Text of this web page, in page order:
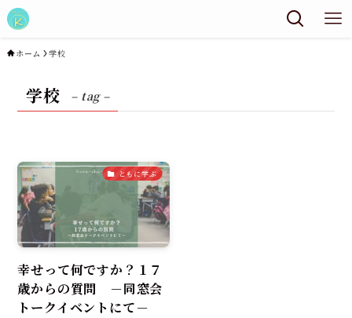
ホーム 学校
学校 – tag –
ともに学ぶ
幸せって何ですか？１７
歳からの質問 －同窓会
トークイベントにて－